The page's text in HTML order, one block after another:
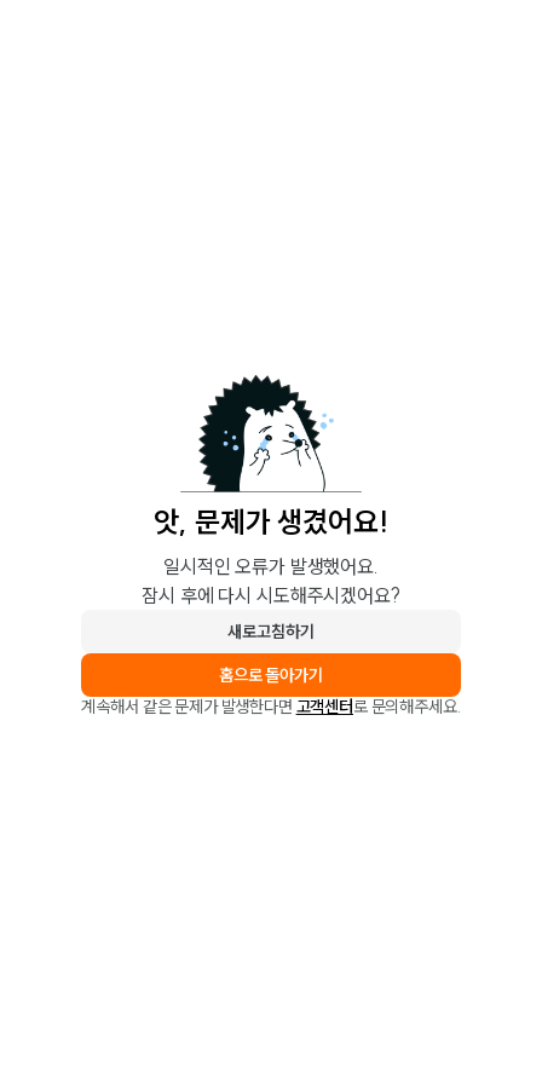
앗, 문제가 생겼어요!
일시적인 오류가 발생했어요.
잠시 후에 다시 시도해주시겠어요?
새로고침하기
홈으로 돌아가기
계속해서 같은 문제가 발생한다면 고객센터로 문의해주세요.